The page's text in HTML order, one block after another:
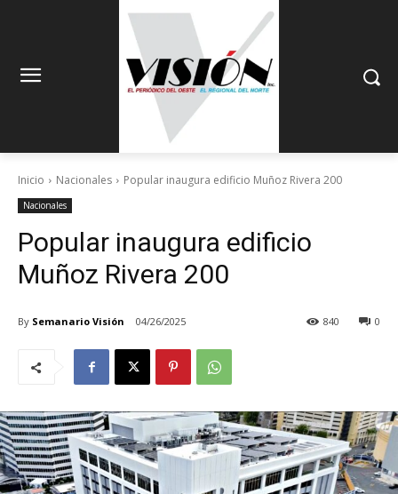
Inicio Nacionales Popular inaugura edificio Muñoz Rivera 200
Nacionales
Popular inaugura edificio
Muñoz Rivera 200
By Semanario Visión 04/26/2025 0
840